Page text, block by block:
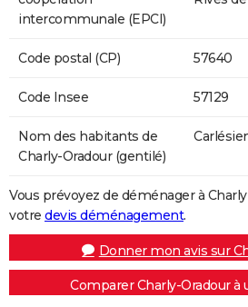
intercommunale (EPCI)
Code postal (CP) 57640
Code Insee 57129
Nom des habitants de
Charly-Oradour (gentilé)
Vous prévoyez de déménager à
votre devis déménagement.
Donner mon avis sur
Comparer Charly-Oradour à